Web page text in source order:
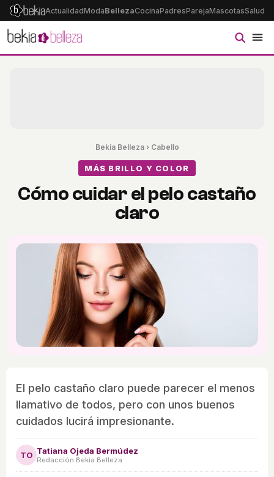
ActualidadModaBellezaCocinaPadresParejaMascotasSalud
Bekia Belleza› Cabello
MÁS BRILLO Y COLOR
Cómo cuidar el pelo castaño
claro
El pelo castaño claro puede parecer el menos
llamativo de todos, pero con unos buenos
cuidados lucirá impresionante.
TO Tatiana Ojeda Bermúdez
Redacción Bekia Belleza